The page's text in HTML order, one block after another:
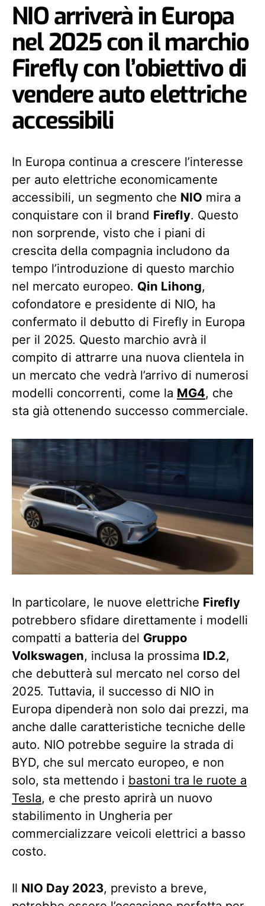
NIO arriverà in Europa
nel 2025 con il marchio
Firefly con l’obiettivo di
vendere auto elettriche
accessibili
In Europa continua a crescere l’interesse
per auto elettriche economicamente
accessibili, un segmento che NIO mira a
conquistare con il brand Firefly. Questo
non sorprende, visto che i piani di
crescita della compagnia includono da
tempo l’introduzione di questo marchio
nel mercato europeo. Qin Lihong,
cofondatore e presidente di NIO, ha
confermato il debutto di Firefly in Europa
per il 2025. Questo marchio avrà il
compito di attrarre una nuova clientela in
un mercato che vedrà l’arrivo di numerosi
modelli concorrenti, come la MG4, che
sta già ottenendo successo commerciale.
In particolare, le nuove elettriche Firefly
potrebbero sfidare direttamente i modelli
compatti a batteria del Gruppo
Volkswagen, inclusa la prossima ID.2,
che debutterà sul mercato nel corso del
2025. Tuttavia, il successo di NIO in
Europa dipenderà non solo dai prezzi, ma
anche dalle caratteristiche tecniche delle
auto. NIO potrebbe seguire la strada di
BYD, che sul mercato europeo, e non
solo, sta mettendo i bastoni tra le ruote a
Tesla, e che presto aprirà un nuovo
stabilimento in Ungheria per
commercializzare veicoli elettrici a basso
costo.
Il NIO Day 2023, previsto a breve,